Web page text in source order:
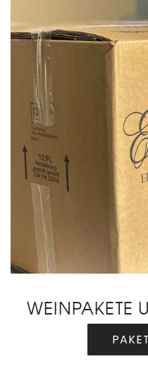
WEINPAKETE